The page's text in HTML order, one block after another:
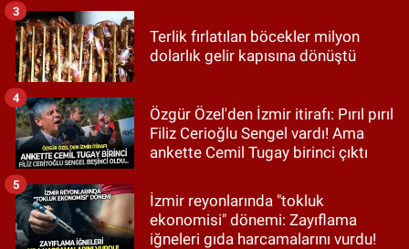
Terlik fırlatılan böcekler milyon
dolarlık gelir kapısına dönüştü
3
Özgür Özel'den İzmir itirafı: Pırıl pırıl
Filiz Cerioğlu Sengel vardı! Ama
ankette Cemil Tugay birinci çıktı
4
İzmir reyonlarında "tokluk
ekonomisi" dönemi: Zayıflama
iğneleri gıda harcamalarını vurdu!
5